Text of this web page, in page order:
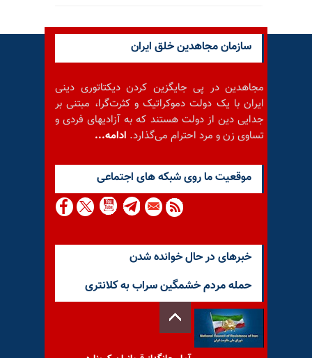
سازمان مجاهدین خلق ایران
مجاهدین در پی جایگزین کردن دیکتاتوری دینی
ایران با یک دولت دموکراتیک و کثرت‌گرا، مبتنی بر
جدایی دین از دولت هستند که به آزادیهای فردی و
تساوی زن و مرد احترام می‌گذارد. ادامه...
موقعيت ما روى شبكه هاى اجتماعى
خبرهای در حال خوانده شدن
حمله مردم خشمگین سراب به کلانتری